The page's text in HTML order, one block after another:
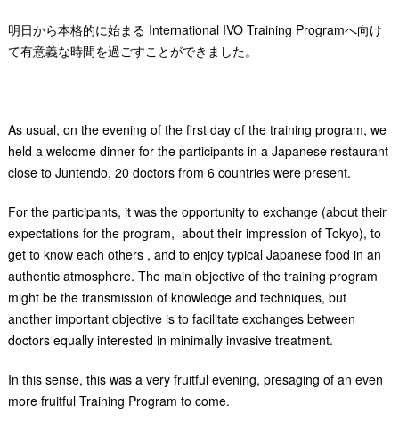
明日から本格的に始まる International IVO Training Programへ向け
て有意義な時間を過ごすことができました。
As usual, on the evening of the first day of the training program, we
held a welcome dinner for the participants in a Japanese restaurant
close to Juntendo. 20 doctors from 6 countries were present.
For the participants, it was the opportunity to exchange (about their
expectations for the program, about their impression of Tokyo), to
get to know each others , and to enjoy typical Japanese food in an
authentic atmosphere. The main objective of the training program
might be the transmission of knowledge and techniques, but
another important objective is to facilitate exchanges between
doctors equally interested in minimally invasive treatment.
In this sense, this was a very fruitful evening, presaging of an even
more fruitful Training Program to come.